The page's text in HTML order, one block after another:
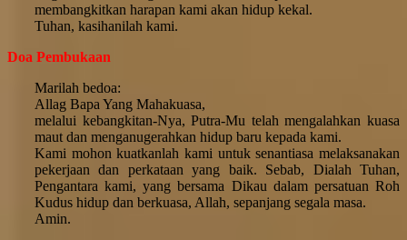
membangkitkan harapan kami akan hidup kekal.
Tuhan, kasihanilah kami.
Doa Pembukaan
Marilah bedoa:
Allag Bapa Yang Mahakuasa,
melalui kebangkitan-Nya, Putra-Mu telah mengalahkan kuasa
maut dan menganugerahkan hidup baru kepada kami.
Kami mohon kuatkanlah kami untuk senantiasa melaksanakan
pekerjaan dan perkataan yang baik. Sebab, Dialah Tuhan,
Pengantara kami, yang bersama Dikau dalam persatuan Roh
Kudus hidup dan berkuasa, Allah, sepanjang segala masa.
Amin.